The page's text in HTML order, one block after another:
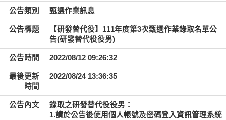
公告類別 甄選作業訊息
公告標題
【研發替代役】111年度第3次甄選作業錄取名單公
告(研發替代役役男)
公告時間 2022/08/12 09:26:32
最後更新
時間
2022/08/24 13:36:35
公告內文
錄取之研發替代役役男：
1.請於公告後使用個人帳號及密碼登入資訊管理系統